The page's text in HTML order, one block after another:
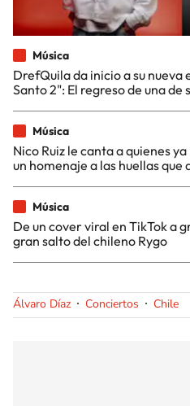
Música
DrefQuila da inicio a su nueva
Santo 2": El regreso de una
Música
Nico Ruiz le canta a quienes
un homenaje a las huellas que
Música
De un cover viral en TikTok a
gran salto del chileno Rygo
Álvaro Díaz Conciertos Chile